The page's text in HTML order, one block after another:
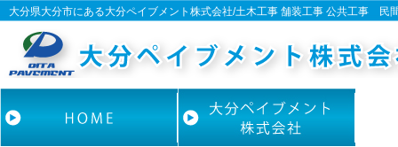
大分県大分市にある大分ペイブメント株式会社/土木工事 舗装工事 公共工事